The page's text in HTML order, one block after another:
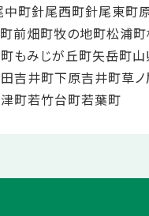
中町針尾西町針尾東町
前畑町牧の地町松浦町
もみじが丘町矢岳町
吉井町下原吉井町草
町若竹台町若葉町